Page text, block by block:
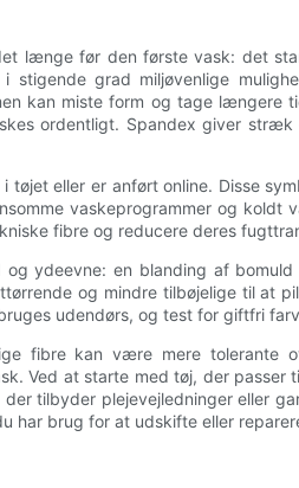
længe før den første vask: det
grad miljøvenlige
kan miste form og tage
ordentligt. Spandex giver
tøjet eller er anført online. Disse
vaskeprogrammer og
fibre og reducere deres
ydeevne: en blanding af
og mindre tilbøjelige til at
udendørs, og test for giftfri
fibre kan være mere tolerante
Ved at starte med tøj, der
tilbyder plejevejledninger eller
har brug for at udskifte eller